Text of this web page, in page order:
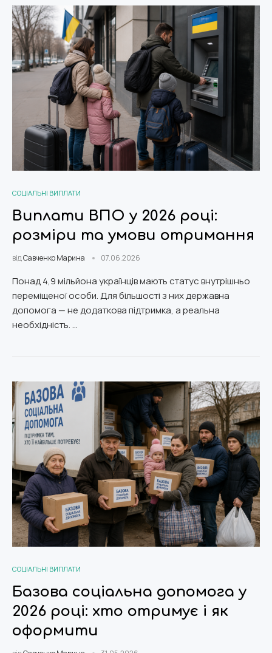
СОЦІАЛЬНІ ВИПЛАТИ
Виплати ВПО у 2026 році:
розміри та умови отримання
відСавченко Марина 07.06.2026
Понад 4,9 мільйона українців мають статус внутрішньо
переміщеної особи. Для більшості з них державна
допомога — не додаткова підтримка, а реальна
необхідність. …
СОЦІАЛЬНІ ВИПЛАТИ
Базова соціальна допомога у
2026 році: хто отримує і як
оформити